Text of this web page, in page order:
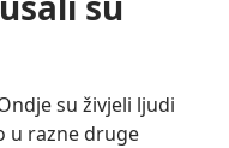
su živjeli ljudi
u razne druge